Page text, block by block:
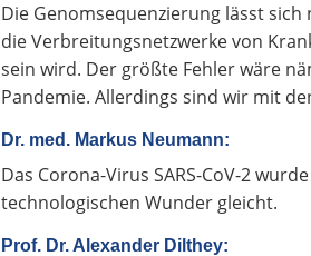
Die Genomsequenzierung lässt
die Verbreitungsnetzwerke von
sein wird. Der größte Fehler wäre
Pandemie. Allerdings sind wir mit
Dr. med. Markus Neumann:
Das Corona-Virus SARS-CoV-2
technologischen Wunder gleicht.
Prof. Dr. Alexander Dilthey: